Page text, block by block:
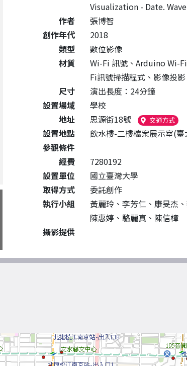
Visualization - Date.
作者
張博智
創作年代
2018
類型
數位影像
材質
Wi-Fi 訊號、Arduino Wi-
Fi訊號掃描程式、影像投影
尺寸
演出長度：24分鐘
設置場域
學校
地址
思源街18號 交通方式（
設置地點
飲水樓-二樓檔案展示室(臺
參觀條件
經費
7280192
設置單位
國立臺灣大學
取得方式
委託創作
執行小組
黃麗玲、李芳仁、康旻杰
陳惠婷、駱麗真、陳信樟
攝影提供